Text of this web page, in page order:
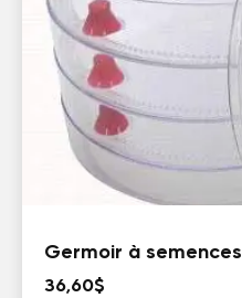
Germoir à semences
36,60$